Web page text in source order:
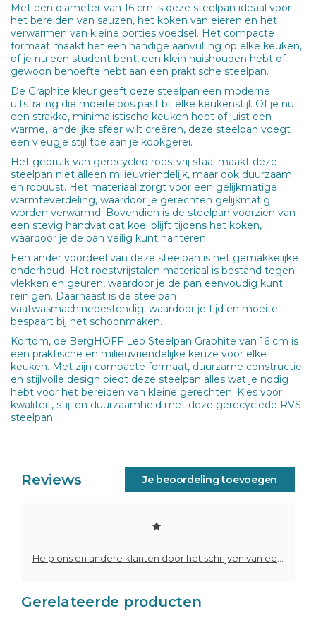
Met een diameter van 16 cm is deze steelpan ideaal voor
het bereiden van sauzen, het koken van eieren en het
verwarmen van kleine porties voedsel. Het compacte
formaat maakt het een handige aanvulling op elke keuken,
of je nu een student bent, een klein huishouden hebt of
gewoon behoefte hebt aan een praktische steelpan.
De Graphite kleur geeft deze steelpan een moderne
uitstraling die moeiteloos past bij elke keukenstijl. Of je nu
een strakke, minimalistische keuken hebt of juist een
warme, landelijke sfeer wilt creëren, deze steelpan voegt
een vleugje stijl toe aan je kookgerei.
Het gebruik van gerecycled roestvrij staal maakt deze
steelpan niet alleen milieuvriendelijk, maar ook duurzaam
en robuust. Het materiaal zorgt voor een gelijkmatige
warmteverdeling, waardoor je gerechten gelijkmatig
worden verwarmd. Bovendien is de steelpan voorzien van
een stevig handvat dat koel blijft tijdens het koken,
waardoor je de pan veilig kunt hanteren.
Een ander voordeel van deze steelpan is het gemakkelijke
onderhoud. Het roestvrijstalen materiaal is bestand tegen
vlekken en geuren, waardoor je de pan eenvoudig kunt
reinigen. Daarnaast is de steelpan
vaatwasmachinebestendig, waardoor je tijd en moeite
bespaart bij het schoonmaken.
Kortom, de BergHOFF Leo Steelpan Graphite van 16 cm is
een praktische en milieuvriendelijke keuze voor elke
keuken. Met zijn compacte formaat, duurzame constructie
en stijlvolle design biedt deze steelpan alles wat je nodig
hebt voor het bereiden van kleine gerechten. Kies voor
kwaliteit, stijl en duurzaamheid met deze gerecyclede RVS
steelpan.
Reviews Je beoordeling toevoegen
Gerelateerde producten